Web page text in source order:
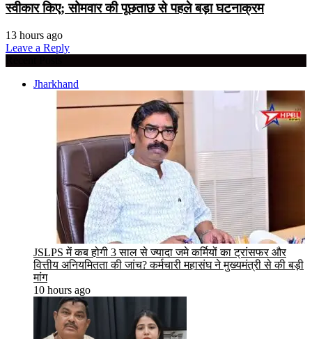
स्वीकार किए; सोमवार की पूछताछ से पहले बड़ा घटनाक्रम
13 hours ago
Leave a Reply
Jharkhand
JSLPS में कब होगी 3 साल से ज्यादा जमे कर्मियों का ट्रांसफर और
वित्तीय अनियमितता की जांच? कर्मचारी महासंघ ने मुख्यमंत्री से की बड़ी
मांग
10 hours ago